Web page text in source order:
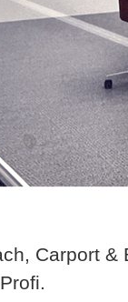
Carport &
Profi.